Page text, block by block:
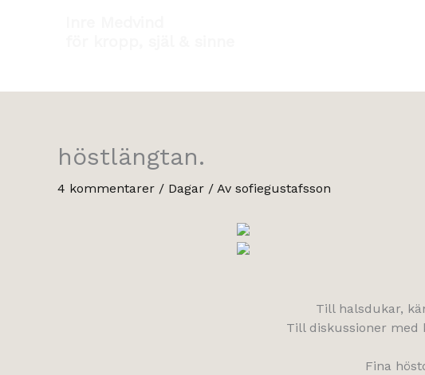
höstlängtan.
4 kommentarer / Dagar / Av sofiegustafsson
Till halsdukar,
Till diskussioner med
Fina